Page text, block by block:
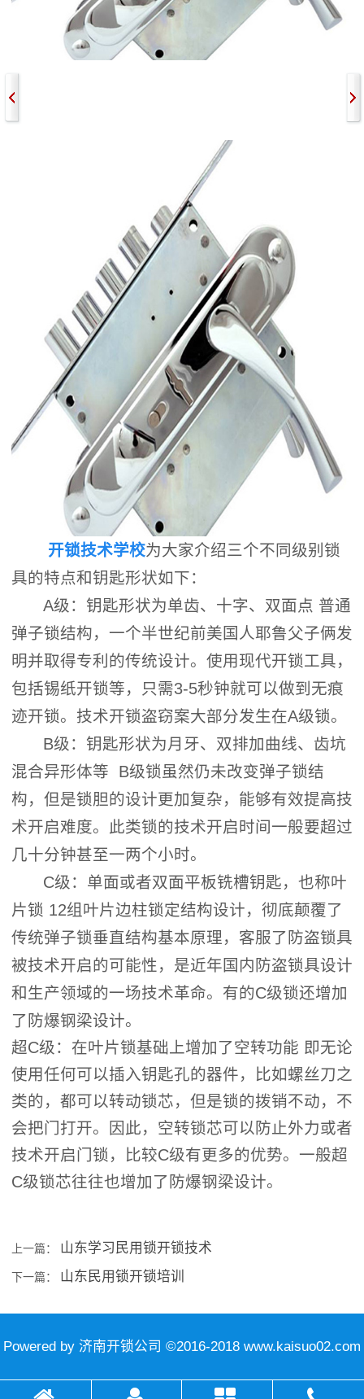
开锁技术学校为大家介绍三个不同级别锁
具的特点和钥匙形状如下：
A级：钥匙形状为单齿、十字、双面点 普通
弹子锁结构，一个半世纪前美国人耶鲁父子俩发
明并取得专利的传统设计。使用现代开锁工具，
包括锡纸开锁等，只需3-5秒钟就可以做到无痕
迹开锁。技术开锁盗窃案大部分发生在A级锁。
B级：钥匙形状为月牙、双排加曲线、齿坑
混合异形体等 B级锁虽然仍未改变弹子锁结
构，但是锁胆的设计更加复杂，能够有效提高技
术开启难度。此类锁的技术开启时间一般要超过
几十分钟甚至一两个小时。
C级：单面或者双面平板铣槽钥匙，也称叶
片锁 12组叶片边柱锁定结构设计，彻底颠覆了
传统弹子锁垂直结构基本原理，客服了防盗锁具
被技术开启的可能性，是近年国内防盗锁具设计
和生产领域的一场技术革命。有的C级锁还增加
了防爆钢梁设计。
超C级：在叶片锁基础上增加了空转功能 即无论
使用任何可以插入钥匙孔的器件，比如螺丝刀之
类的，都可以转动锁芯，但是锁的拨销不动，不
会把门打开。因此，空转锁芯可以防止外力或者
技术开启门锁，比较C级有更多的优势。一般超
C级锁芯往往也增加了防爆钢梁设计。
上一篇： 山东学习民用锁开锁技术
下一篇： 山东民用锁开锁培训
Powered by 济南开锁公司 ©2016-2018 www.kaisuo02.com